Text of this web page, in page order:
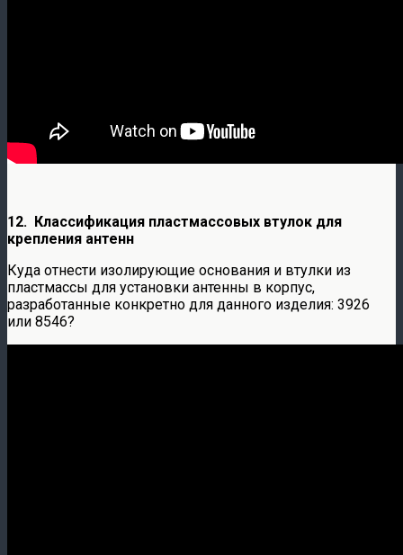
12. Классификация пластмассовых втулок для
крепления антенн
Куда отнести изолирующие основания и втулки из
пластмассы для установки антенны в корпус,
разработанные конкретно для данного изделия: 3926
или 8546?